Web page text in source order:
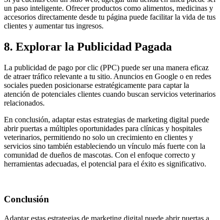
un paso inteligente. Ofrecer productos como alimentos, medicinas y
accesorios directamente desde tu página puede facilitar la vida de tus
clientes y aumentar tus ingresos.
8. Explorar la Publicidad Pagada
La publicidad de pago por clic (PPC) puede ser una manera eficaz
de atraer tráfico relevante a tu sitio. Anuncios en Google o en redes
sociales pueden posicionarse estratégicamente para captar la
atención de potenciales clientes cuando buscan servicios veterinarios
relacionados.
En conclusión, adaptar estas estrategias de marketing digital puede
abrir puertas a múltiples oportunidades para clínicas y hospitales
veterinarios, permitiendo no solo un crecimiento en clientes y
servicios sino también estableciendo un vínculo más fuerte con la
comunidad de dueños de mascotas. Con el enfoque correcto y
herramientas adecuadas, el potencial para el éxito es significativo.
Conclusión